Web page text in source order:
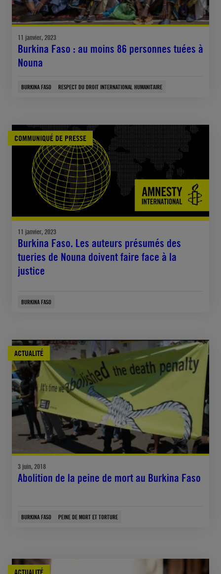
11 janvier, 2023
Burkina Faso : au moins 86 personnes tuées à
Nouna
BURKINA FASO RESPECT DU DROIT INTERNATIONAL HUMANITAIRE
COMMUNIQUÉ DE PRESSE
11 janvier, 2023
Burkina Faso. Les auteurs présumés des
tueries de Nouna doivent faire face à la
justice
BURKINA FASO
ACTUALITÉ
3 juin, 2018
Abolition de la peine de mort au Burkina Faso
BURKINA FASO PEINE DE MORT ET TORTURE
ACTUALITÉ